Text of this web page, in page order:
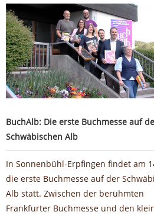
BuchAlb: Die erste Buchmesse
BuchAlb: Die erste Buchmesse auf
Schwäbischen Alb
In Sonnenbühl-Erpfingen findet am
die erste Buchmesse auf der
Alb statt. Zwischen der berühmten
Frankfurter Buchmesse und den